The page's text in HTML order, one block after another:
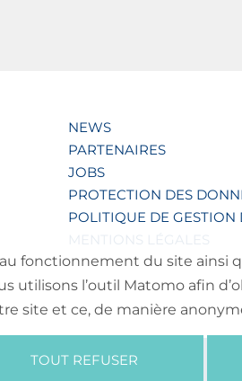
NEWS
PARTENAIRES
JOBS
PROTECTION DES
POLITIQUE DE GESTION
MENTIONS LÉGALES
fonctionnement du site ainsi
l’outil Matomo afin
site et ce, de manière
TOUT REFUSER